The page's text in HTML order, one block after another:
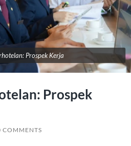
Prospek Kerja
Prospek
COMMENTS